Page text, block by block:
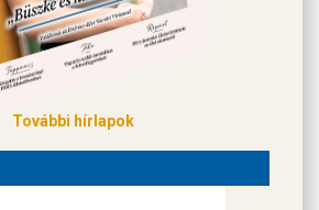
További hírlapok